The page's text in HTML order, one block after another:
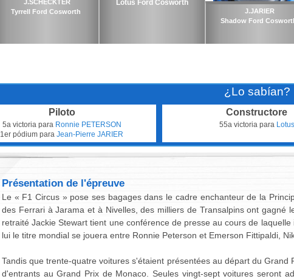
J.SCHECKTER
Tyrrell Ford Cosworth
Lotus Ford Cosworth
J.JARIER
Shadow Ford
¿Lo sabían?
Piloto
5a victoria para Ronnie PETERSON
1er pódium para Jean-Pierre JARIER
Constructore
55a victoria para Lotus
Présentation de l'épreuve
Le « F1 Circus » pose ses bagages dans le cadre enchanteur de la
des Ferrari à Jarama et à Nivelles, des milliers de Transalpins ont gagné
retraité Jackie Stewart tient une conférence de presse au cours de
lui le titre mondial se jouera entre Ronnie Peterson et Emerson Fittipaldi,
Tandis que trente-quatre voitures s'étaient présentées au départ du
d'entrants au Grand Prix de Monaco. Seules vingt-sept voitures seront